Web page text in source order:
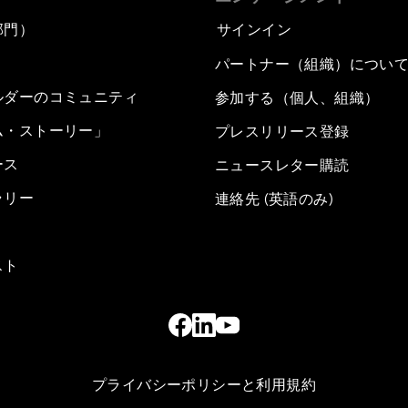
）
ーのコミュニティ
ストーリー」
リー
サインイン
パートナー（組織）につい
参加する（個人、組織）
プレスリリース登録
ニュースレター購読
連絡先 (英語のみ)
プライバシーポリシーと利用規約